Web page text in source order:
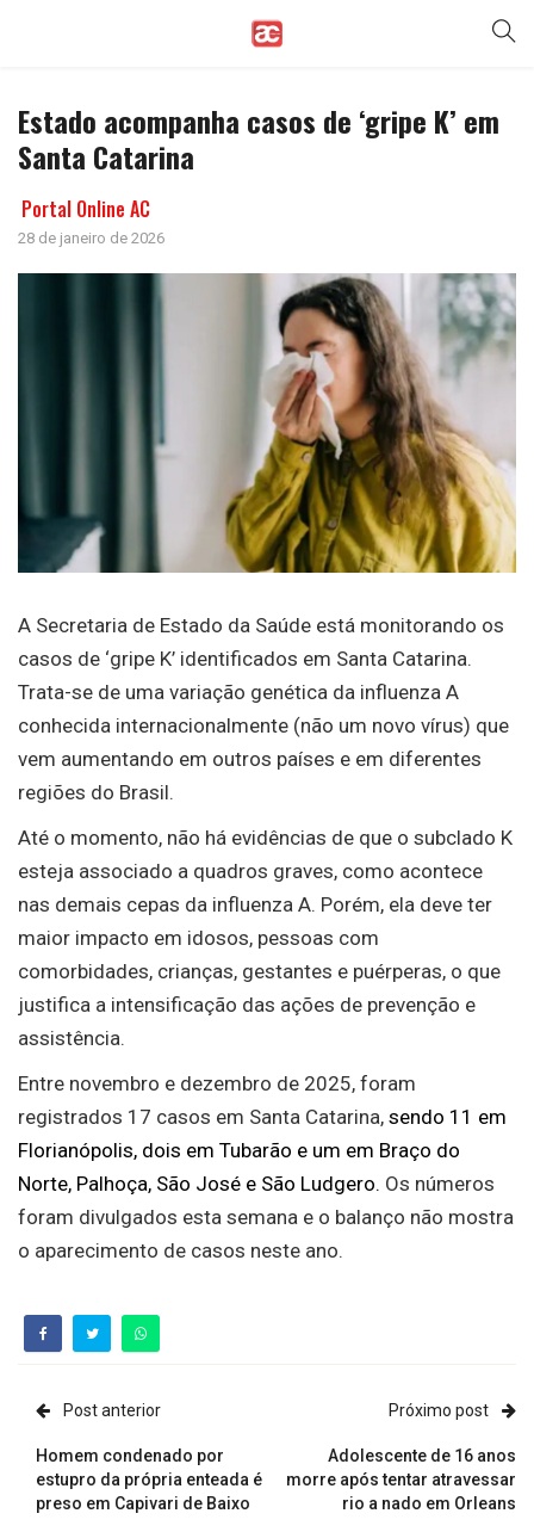
Estado acompanha casos de ‘gripe K’ em
Santa Catarina
Portal Online AC
28 de janeiro de 2026
A Secretaria de Estado da Saúde está monitorando os
casos de ‘gripe K’ identificados em Santa Catarina.
Trata-se de uma variação genética da influenza A
conhecida internacionalmente (não um novo vírus) que
vem aumentando em outros países e em diferentes
regiões do Brasil.
Até o momento, não há evidências de que o subclado K
esteja associado a quadros graves, como acontece
nas demais cepas da influenza A. Porém, ela deve ter
maior impacto em idosos, pessoas com
comorbidades, crianças, gestantes e puérperas, o que
justifica a intensificação das ações de prevenção e
assistência.
Entre novembro e dezembro de 2025, foram
registrados 17 casos em Santa Catarina, sendo 11 em
Florianópolis, dois em Tubarão e um em Braço do
Norte, Palhoça, São José e São Ludgero. Os números
foram divulgados esta semana e o balanço não mostra
o aparecimento de casos neste ano.
Post anterior
Homem condenado por
estupro da própria enteada é
preso em Capivari de Baixo
Próximo post
Adolescente de 16 anos
morre após tentar atravessar
rio a nado em Orleans